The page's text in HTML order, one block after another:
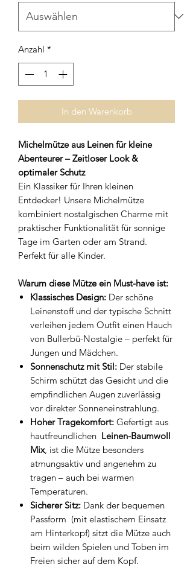
Anzahl *
In den Warenkorb
Michelmütze aus Leinen für kleine
Abenteurer – Zeitloser Look &
optimaler Schutz
Ein Klassiker für Ihren kleinen
Entdecker! Unsere Michelmütze
kombiniert nostalgischen Charme mit
praktischer Funktionalität für sonnige
Tage im Garten oder am Strand.
Perfekt für alle Kinder.
Warum diese Mütze ein Must-have ist:
Klassisches Design: Der schöne
Leinenstoff und der typische Schnitt
verleihen jedem Outfit einen Hauch
von Bullerbü-Nostalgie – perfekt für
Jungen und Mädchen.
Sonnenschutz mit Stil: Der stabile
Schirm schützt das Gesicht und die
empfindlichen Augen zuverlässig
vor direkter Sonneneinstrahlung.
Hoher Tragekomfort: Gefertigt aus
hautfreundlichen Leinen-Baumwoll
Mix, ist die Mütze besonders
atmungsaktiv und angenehm zu
tragen – auch bei warmen
Temperaturen.
Sicherer Sitz: Dank der bequemen
Passform (mit elastischem Einsatz
am Hinterkopf) sitzt die Mütze auch
beim wilden Spielen und Toben im
Freien sicher auf dem Kopf.